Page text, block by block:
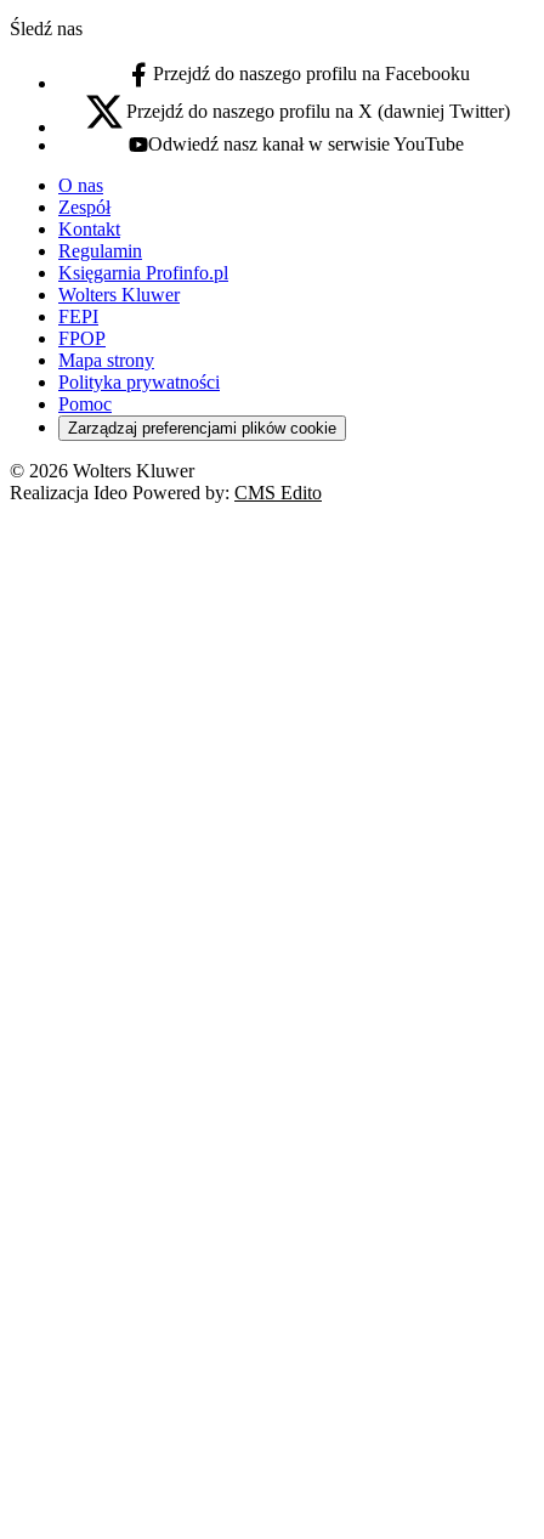
Śledź nas
facebook - otwiera się w nowej karcie
Przejdź do naszego profilu na Facebooku
x - otwiera się w nowej karcie
Przejdź do naszego profilu na X (dawniej Twitter)
youtube - otwiera się w nowej karcie
Odwiedź nasz kanał w serwisie YouTube
O nas
Zespół
Kontakt
Regulamin
Księgarnia Profinfo.pl
Wolters Kluwer
FEPI
FPOP
Mapa strony
Polityka prywatności
Pomoc
Zarządzaj preferencjami plików cookie
© 2026 Wolters Kluwer
Realizacja Ideo Powered by: CMS Edito